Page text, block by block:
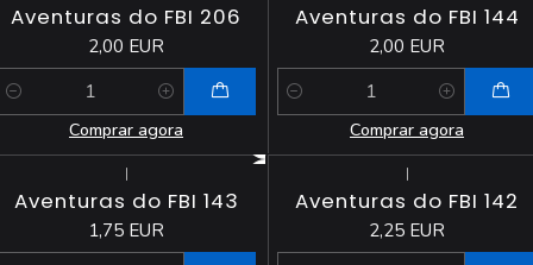
Aventuras do FBI 206
2,00 EUR
Comprar agora
Aventuras do FBI 144
2,00 EUR
Quantidade
Comprar agora
|
Aventuras do FBI 143
1,75 EUR
|
Aventuras do FBI 142
2,25 EUR